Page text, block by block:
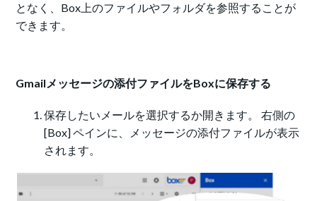
となく、Box上のファイルやフォルダを参照することが
できます。
Gmailメッセージの添付ファイルをBoxに保存する
保存したいメールを選択するか開きます。 右側の
[Box] ペインに、メッセージの添付ファイルが表示
されます。